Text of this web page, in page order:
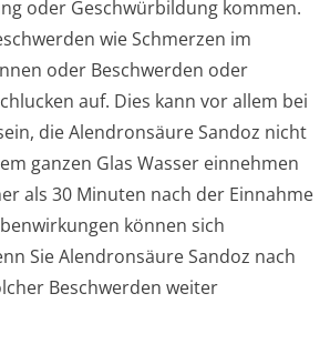
oder Geschwürbildung kommen.
wie Schmerzen im
oder Beschwerden oder
auf. Dies kann vor allem bei
die Alendronsäure Sandoz nicht
ganzen Glas Wasser einnehmen
als 30 Minuten nach der Einnahme
können sich
Sie Alendronsäure Sandoz nach
Beschwerden weiter